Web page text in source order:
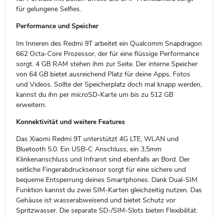
für gelungene Selfies.
Performance und Speicher
Im Inneren des Redmi 9T arbeitet ein Qualcomm Snapdragon
662 Octa-Core Prozessor, der für eine flüssige Performance
sorgt. 4 GB RAM stehen ihm zur Seite. Der interne Speicher
von 64 GB bietet ausreichend Platz für deine Apps, Fotos
und Videos. Sollte der Speicherplatz doch mal knapp werden,
kannst du ihn per microSD-Karte um bis zu 512 GB
erweitern.
Konnektivität und weitere Features
Das Xiaomi Redmi 9T unterstützt 4G LTE, WLAN und
Bluetooth 5.0. Ein USB-C Anschluss, ein 3,5mm
Klinkenanschluss und Infrarot sind ebenfalls an Bord. Der
seitliche Fingerabdrucksensor sorgt für eine sichere und
bequeme Entsperrung deines Smartphones. Dank Dual-SIM
Funktion kannst du zwei SIM-Karten gleichzeitig nutzen. Das
Gehäuse ist wasserabweisend und bietet Schutz vor
Spritzwasser. Die separate SD-/SIM-Slots bieten Flexibilität.